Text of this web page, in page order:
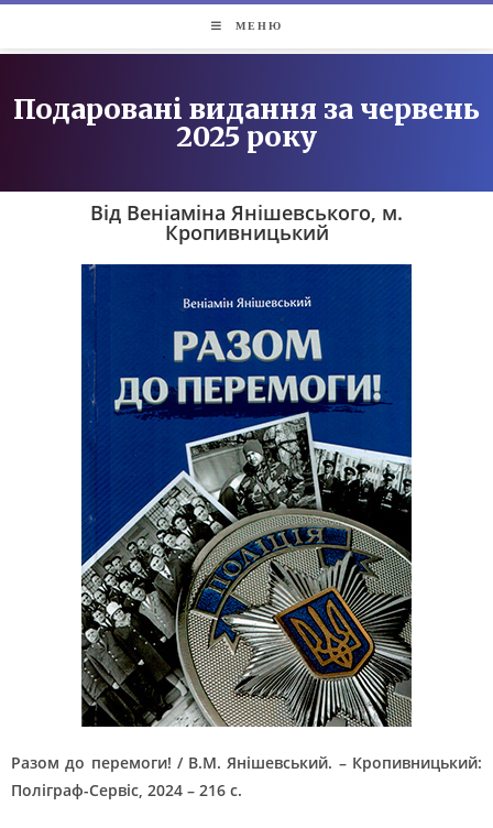
МЕНЮ
Подаровані видання за червень
2025 року
Від Веніаміна Янішевського, м.
Кропивницький
Разом до перемоги! / В.М. Янішевський. – Кропивницький:
Поліграф-Сервіс, 2024 – 216 с.